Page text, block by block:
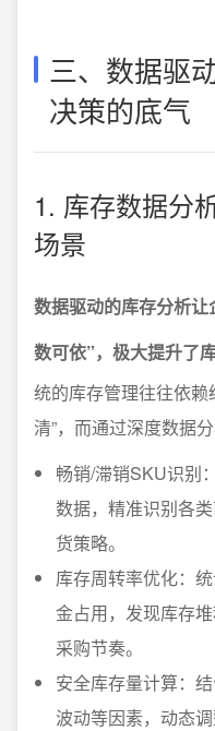
三、数据驱
决策的底气
1. 库存数据分
场景
数据驱动的库存分析
数可依”，极大提升了
统的库存管理往往依赖
清”，而通过深度数据
畅销/滞销SKU识别
数据，精准识别各
货策略。
库存周转率优化：
金占用，发现库存
采购节奏。
安全库存量计算：
波动等因素，动态